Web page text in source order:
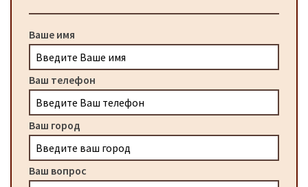
Ваше имя
Ваш телефон
Ваш город
Ваш вопрос